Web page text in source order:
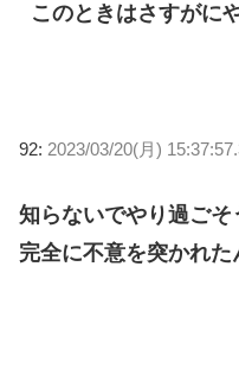
このときはさすがに
92: 2023/03/20(月)
知らないでやり過ご
完全に不意を突かれた